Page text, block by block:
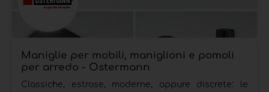
Maniglie per mobili, maniglioni e pomoli
per arredo - Ostermann
Classiche, estrose, moderne, oppure discrete: le